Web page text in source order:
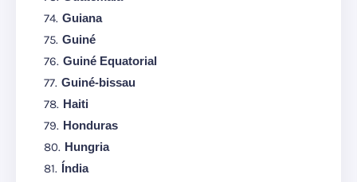
Guiana
Guiné
Guiné Equatorial
Guiné-bissau
Haiti
Honduras
Hungria
Índia